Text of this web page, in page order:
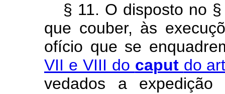
§ 11. O disposto no
que couber, às
ofício que se
VII e VIII do caput do
vedados a